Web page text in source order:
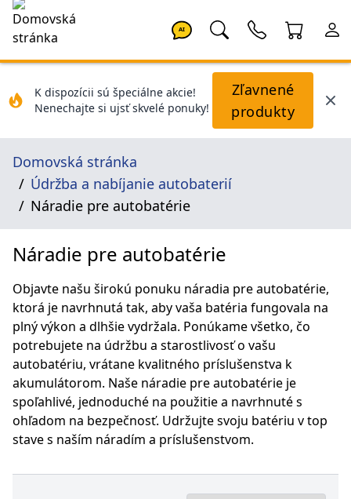
AI
K dispozícii sú špeciálne akcie!
Nenechajte si ujsť skvelé ponuky!
Zľavnené
produkty
Domovská stránka
Údržba a nabíjanie autobaterií
Náradie pre autobatérie
Náradie pre autobatérie
Objavte našu širokú ponuku náradia pre autobatérie,
ktorá je navrhnutá tak, aby vaša batéria fungovala na
plný výkon a dlhšie vydržala. Ponúkame všetko, čo
potrebujete na údržbu a starostlivosť o vašu
autobatériu, vrátane kvalitného príslušenstva k
akumulátorom. Naše náradie pre autobatérie je
spoľahlivé, jednoduché na použitie a navrhnuté s
ohľadom na bezpečnosť. Udržujte svoju batériu v top
stave s naším náradím a príslušenstvom.